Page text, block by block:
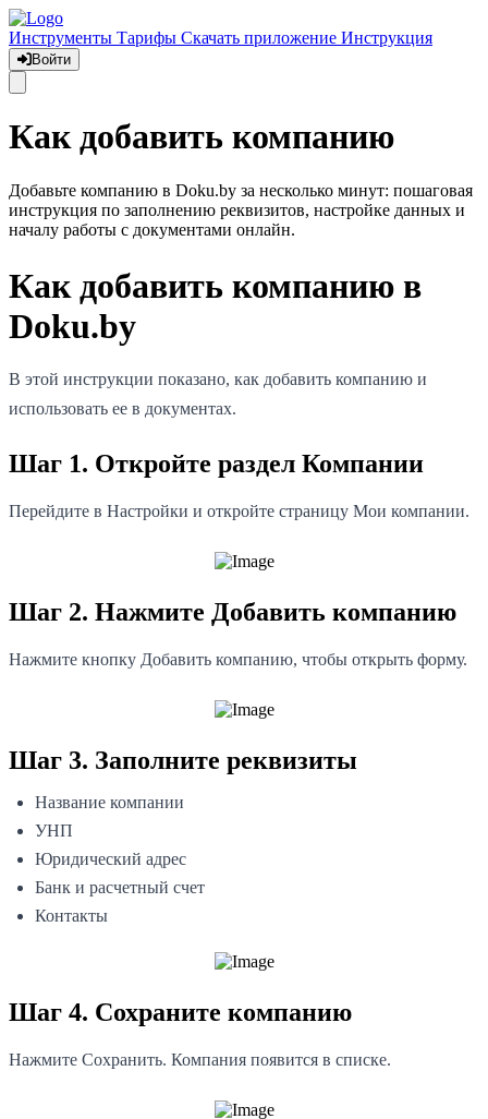
Инструменты Тарифы Скачать приложение Инструкция
Войти
Как добавить компанию
Добавьте компанию в Doku.by за несколько минут: пошаговая
инструкция по заполнению реквизитов, настройке данных и
началу работы с документами онлайн.
Как добавить компанию в
Doku.by
В этой инструкции показано, как добавить компанию и
использовать ее в документах.
Шаг 1. Откройте раздел Компании
Перейдите в Настройки и откройте страницу Мои компании.
Шаг 2. Нажмите Добавить компанию
Нажмите кнопку Добавить компанию, чтобы открыть форму.
Шаг 3. Заполните реквизиты
Название компании
УНП
Юридический адрес
Банк и расчетный счет
Контакты
Шаг 4. Сохраните компанию
Нажмите Сохранить. Компания появится в списке.